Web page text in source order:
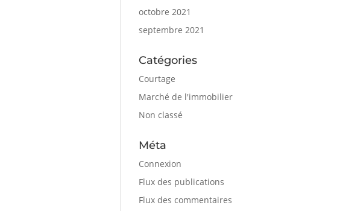
octobre 2021
septembre 2021
Catégories
Courtage
Marché de l'immobilier
Non classé
Méta
Connexion
Flux des publications
Flux des commentaires